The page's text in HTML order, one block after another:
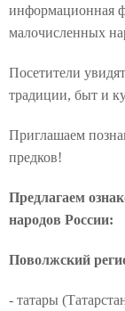
информационная
малочисленных
Посетители
традиции, быт и
Приглашаем
предков!
Предлагаем
народов России:
Поволжский
- татары